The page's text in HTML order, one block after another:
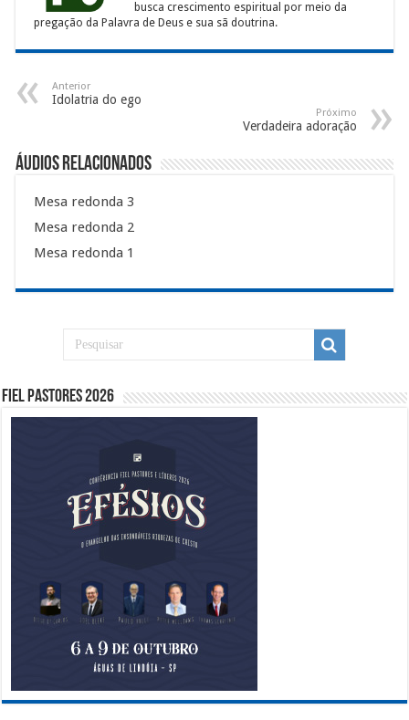
busca crescimento espiritual por meio da
pregação da Palavra de Deus e sua sã doutrina.
Anterior
Idolatria do ego
Próximo
Verdadeira adoração
Áudios Relacionados
Mesa redonda 3
Mesa redonda 2
Mesa redonda 1
Fiel Pastores 2026